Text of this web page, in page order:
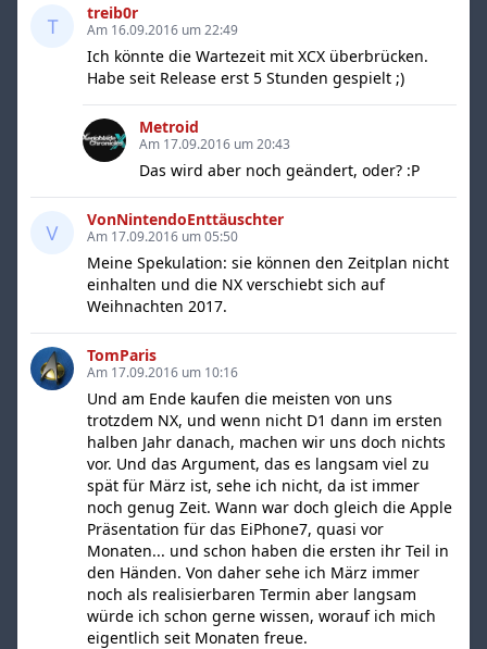
treib0r
Am 16.09.2016 um 22:49
Ich könnte die Wartezeit mit XCX überbrücken.
Habe seit Release erst 5 Stunden gespielt ;)
Metroid
Am 17.09.2016 um 20:43
Das wird aber noch geändert, oder? :P
VonNintendoEnttäuschter
Am 17.09.2016 um 05:50
Meine Spekulation: sie können den Zeitplan nicht
einhalten und die NX verschiebt sich auf
Weihnachten 2017.
TomParis
Am 17.09.2016 um 10:16
Und am Ende kaufen die meisten von uns
trotzdem NX, und wenn nicht D1 dann im ersten
halben Jahr danach, machen wir uns doch nichts
vor. Und das Argument, das es langsam viel zu
spät für März ist, sehe ich nicht, da ist immer
noch genug Zeit. Wann war doch gleich die Apple
Präsentation für das EiPhone7, quasi vor
Monaten... und schon haben die ersten ihr Teil in
den Händen. Von daher sehe ich März immer
noch als realisierbaren Termin aber langsam
würde ich schon gerne wissen, worauf ich mich
eigentlich seit Monaten freue.